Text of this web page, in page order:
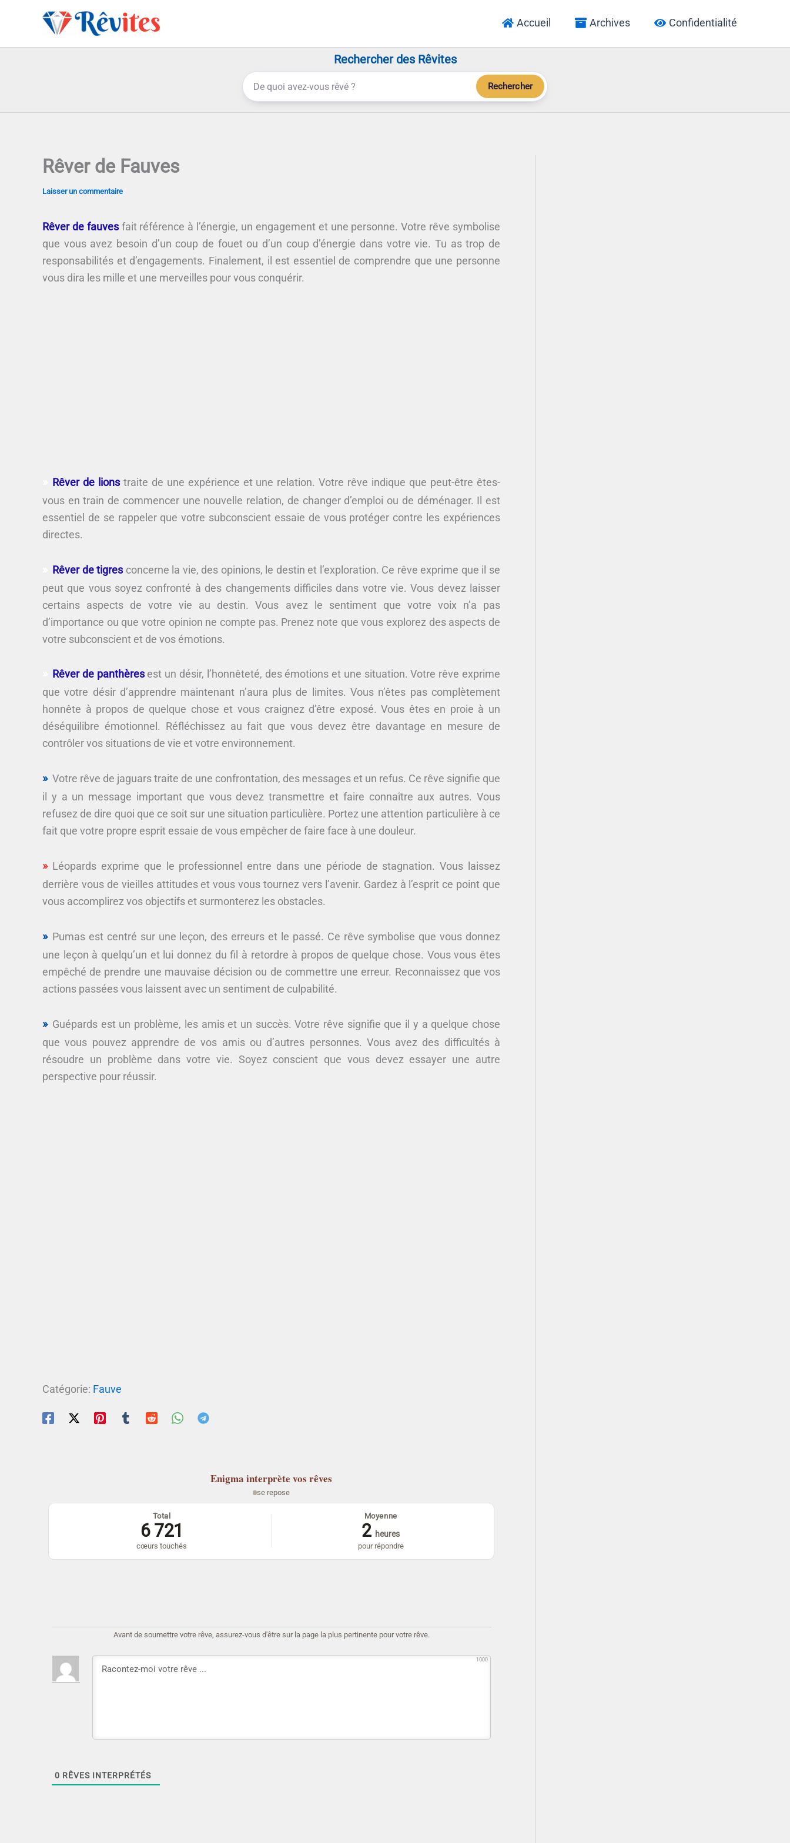
Accueil Archives Confidentialité
Rechercher des Rêvites
Rechercher
Rêver de Fauves
Laisser un commentaire
Rêver de fauvesfait référence à l’énergie, un engagement et une personne. Votre rêve symbolise
que vous avez besoin d’un coup de fouet ou d’un coup d’énergie dans votre vie. Tu as trop de
responsabilités et d’engagements. Finalement, il est essentiel de comprendre que une personne
vous dira les mille et une merveilles pour vous conquérir.
Rêver de lionstraite de une expérience et une relation. Votre rêve indique que peut-être êtes-
vous en train de commencer une nouvelle relation, de changer d’emploi ou de déménager. Il est
essentiel de se rappeler que votre subconscient essaie de vous protéger contre les expériences
directes.
Rêver de tigresconcerne la vie, des opinions, le destin et l’exploration. Ce rêve exprime que il se
peut que vous soyez confronté à des changements difficiles dans votre vie. Vous devez laisser
certains aspects de votre vie au destin. Vous avez le sentiment que votre voix n’a pas
d’importance ou que votre opinion ne compte pas. Prenez note que vous explorez des aspects de
votre subconscient et de vos émotions.
Rêver de panthèresest un désir, l’honnêteté, des émotions et une situation. Votre rêve exprime
que votre désir d’apprendre maintenant n’aura plus de limites. Vous n’êtes pas complètement
honnête à propos de quelque chose et vous craignez d’être exposé. Vous êtes en proie à un
déséquilibre émotionnel. Réfléchissez au fait que vous devez être davantage en mesure de
contrôler vos situations de vie et votre environnement.
Votre rêve de jaguars traite de une confrontation, des messages et un refus. Ce rêve signifie que
il y a un message important que vous devez transmettre et faire connaître aux autres. Vous
refusez de dire quoi que ce soit sur une situation particulière. Portez une attention particulière à ce
fait que votre propre esprit essaie de vous empêcher de faire face à une douleur.
Léopards exprime que le professionnel entre dans une période de stagnation. Vous laissez
derrière vous de vieilles attitudes et vous vous tournez vers l’avenir. Gardez à l’esprit ce point que
vous accomplirez vos objectifs et surmonterez les obstacles.
Pumas est centré sur une leçon, des erreurs et le passé. Ce rêve symbolise que vous donnez
une leçon à quelqu’un et lui donnez du fil à retordre à propos de quelque chose. Vous vous êtes
empêché de prendre une mauvaise décision ou de commettre une erreur. Reconnaissez que vos
actions passées vous laissent avec un sentiment de culpabilité.
Guépards est un problème, les amis et un succès. Votre rêve signifie que il y a quelque chose
que vous pouvez apprendre de vos amis ou d’autres personnes. Vous avez des difficultés à
résoudre un problème dans votre vie. Soyez conscient que vous devez essayer une autre
perspective pour réussir.
Catégorie: Fauve
Enigma interprète vos rêves
se repose
Total
6 721
cœurs touchés
Moyenne
2 heures
pour répondre
Avant de soumettre votre rêve, assurez-vous d'être sur la page la plus pertinente pour votre rêve.
1000
0 RÊVES INTERPRÉTÉS